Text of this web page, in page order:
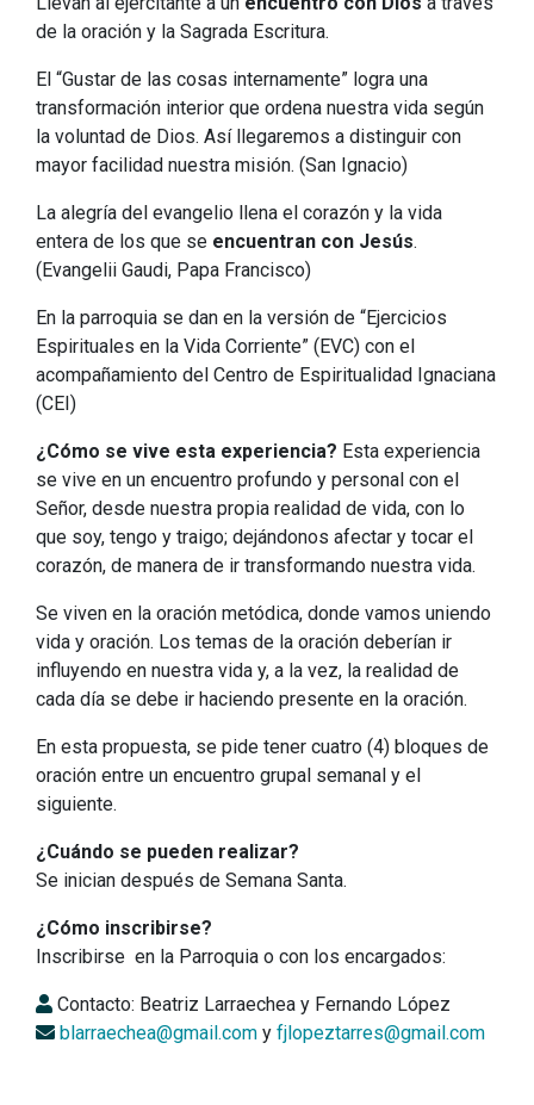
de la oración y la Sagrada Escritura.
El “Gustar de las cosas internamente” logra una
transformación interior que ordena nuestra vida según
la voluntad de Dios. Así llegaremos a distinguir con
mayor facilidad nuestra misión. (San Ignacio)
La alegría del evangelio llena el corazón y la vida
entera de los que se encuentran con Jesús.
(Evangelii Gaudi, Papa Francisco)
En la parroquia se dan en la versión de “Ejercicios
Espirituales en la Vida Corriente” (EVC) con el
acompañamiento del Centro de Espiritualidad Ignaciana
(CEI)
¿Cómo se vive esta experiencia? Esta experiencia
se vive en un encuentro profundo y personal con el
Señor, desde nuestra propia realidad de vida, con lo
que soy, tengo y traigo; dejándonos afectar y tocar el
corazón, de manera de ir transformando nuestra vida.
Se viven en la oración metódica, donde vamos uniendo
vida y oración. Los temas de la oración deberían ir
influyendo en nuestra vida y, a la vez, la realidad de
cada día se debe ir haciendo presente en la oración.
En esta propuesta, se pide tener cuatro (4) bloques de
oración entre un encuentro grupal semanal y el
siguiente.
¿Cuándo se pueden realizar?
Se inician después de Semana Santa.
¿Cómo inscribirse?
Inscribirse en la Parroquia o con los encargados:
Contacto: Beatriz Larraechea y Fernando López
blarraechea@gmail.com y fjlopeztarres@gmail.com